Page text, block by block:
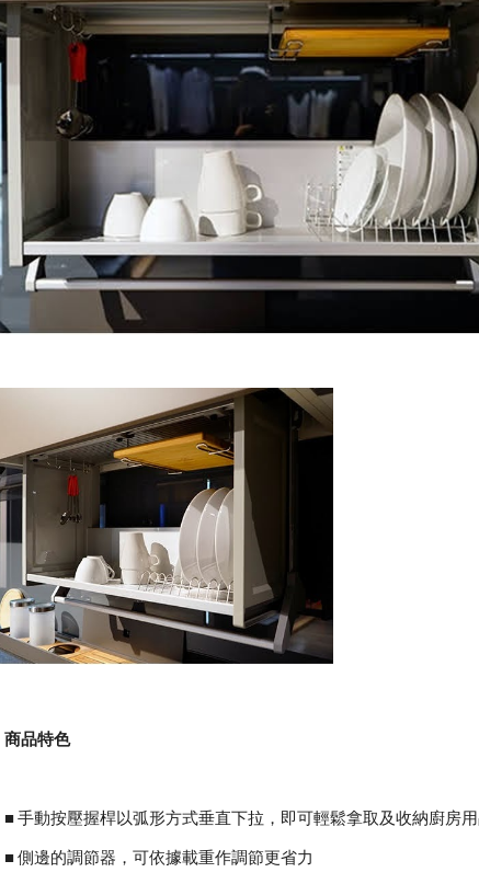
商品特色
■ 手動按壓握桿以弧形方式垂直下拉，即可輕鬆拿取及收納廚房
■ 側邊的調節器，可依據載重作調節更省力